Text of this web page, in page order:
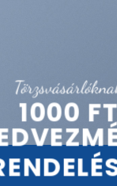
1000 FT